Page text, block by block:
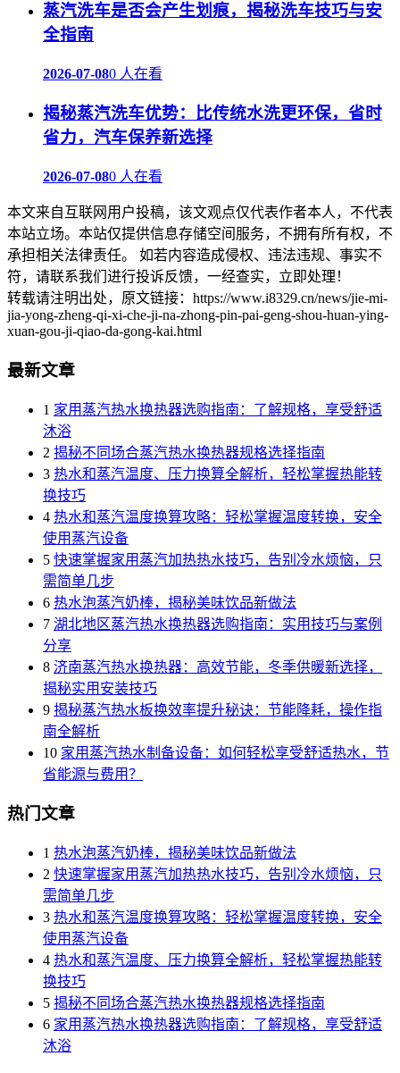
蒸汽洗车是否会产生划痕，揭秘洗车技巧与安
全指南
2026-07-080 人在看
揭秘蒸汽洗车优势：比传统水洗更环保，省时
省力，汽车保养新选择
2026-07-080 人在看
本文来自互联网用户投稿，该文观点仅代表作者本人，不代表
本站立场。本站仅提供信息存储空间服务，不拥有所有权，不
承担相关法律责任。 如若内容造成侵权、违法违规、事实不
符，请联系我们进行投诉反馈，一经查实，立即处理！
转载请注明出处，原文链接：https://www.i8329.cn/news/jie-mi-
jia-yong-zheng-qi-xi-che-ji-na-zhong-pin-pai-geng-shou-huan-ying-
xuan-gou-ji-qiao-da-gong-kai.html
最新文章
1 家用蒸汽热水换热器选购指南：了解规格，享受舒适
沐浴
2 揭秘不同场合蒸汽热水换热器规格选择指南
3 热水和蒸汽温度、压力换算全解析，轻松掌握热能转
换技巧
4 热水和蒸汽温度换算攻略：轻松掌握温度转换，安全
使用蒸汽设备
5 快速掌握家用蒸汽加热热水技巧，告别冷水烦恼，只
需简单几步
6 热水泡蒸汽奶棒，揭秘美味饮品新做法
7 湖北地区蒸汽热水换热器选购指南：实用技巧与案例
分享
8 济南蒸汽热水换热器：高效节能，冬季供暖新选择，
揭秘实用安装技巧
9 揭秘蒸汽热水板换效率提升秘诀：节能降耗，操作指
南全解析
10 家用蒸汽热水制备设备：如何轻松享受舒适热水，节
省能源与费用？
热门文章
1 热水泡蒸汽奶棒，揭秘美味饮品新做法
2 快速掌握家用蒸汽加热热水技巧，告别冷水烦恼，只
需简单几步
3 热水和蒸汽温度换算攻略：轻松掌握温度转换，安全
使用蒸汽设备
4 热水和蒸汽温度、压力换算全解析，轻松掌握热能转
换技巧
5 揭秘不同场合蒸汽热水换热器规格选择指南
6 家用蒸汽热水换热器选购指南：了解规格，享受舒适
沐浴